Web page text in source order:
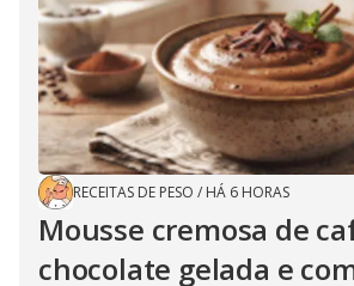
RECEITAS DE PESO / HÁ 6 HORAS
Mousse cremosa de
chocolate gelada e